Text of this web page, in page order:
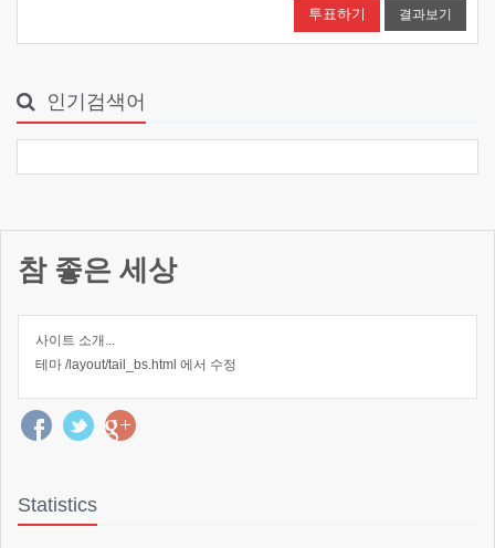
결과보기
인기검색어
참 좋은 세상
사이트 소개...
테마 /layout/tail_bs.html 에서 수정
Statistics